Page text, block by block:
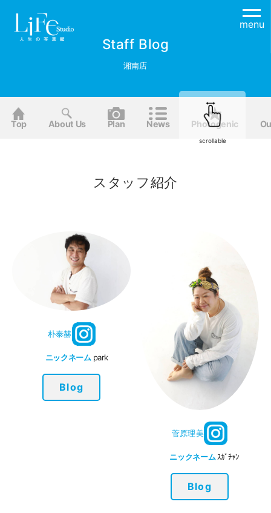
menu
Staff Blog
湘南店
Top About Us Plan News Photogenic
スタッフ紹介
朴泰赫
ニックネームpark
Blog
菅原理美
ニックネームｽｶﾞﾁｬﾝ
Blog